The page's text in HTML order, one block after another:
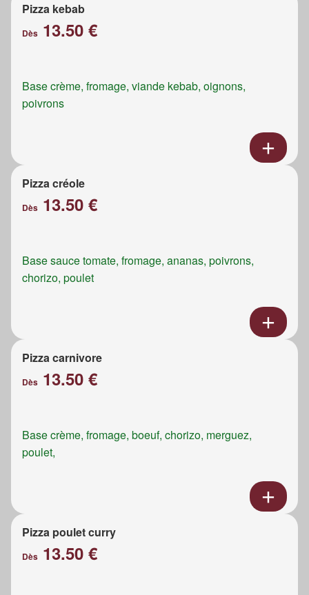
Pizza kebab
Dès 13.50 €
Base crème, fromage, viande kebab, oignons,
poivrons
Pizza créole
Dès 13.50 €
Base sauce tomate, fromage, ananas, poivrons,
chorizo, poulet
Pizza carnivore
Dès 13.50 €
Base crème, fromage, boeuf, chorizo, merguez,
poulet,
Pizza poulet curry
Dès 13.50 €